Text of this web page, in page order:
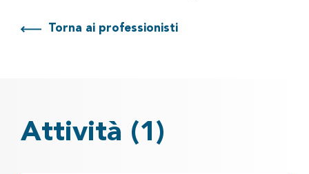
Torna ai professionisti
Attività (1)